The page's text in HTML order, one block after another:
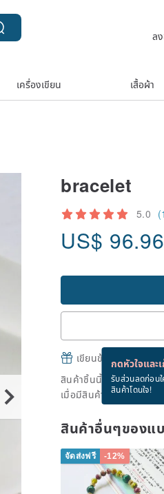
ล
เครื่องเขียน เสื้อผ้า
bracelet
5.0
US$ 96.96
กดหัวใจและ
รับส่วนลดก่อน
สินค้าโดนใจ!
เขียนข้อความและส่ง
สินค้าชิ้นนี้ขายหมดแล้ว
เมื่อมีสินค้าพร้อมขาย
สินค้าอื่นๆของแ
จัดส่งฟรี -12%